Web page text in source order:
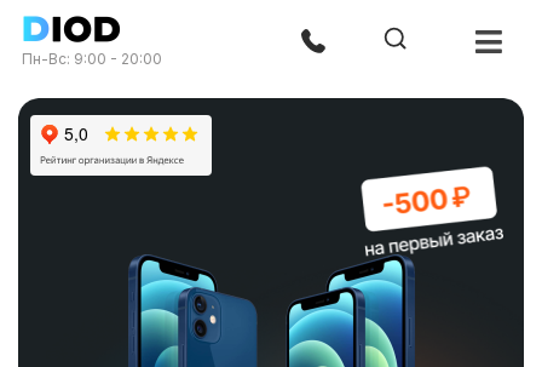
Пн-Вс: 9:00 - 20:00